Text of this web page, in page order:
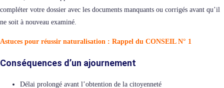
compléter votre dossier avec les documents manquants ou corrigés avant qu’il
ne soit à nouveau examiné.
Astuces pour réussir naturalisation : Rappel du CONSEIL N° 1
Conséquences d’un ajournement
Délai prolongé avant l’obtention de la citoyenneté